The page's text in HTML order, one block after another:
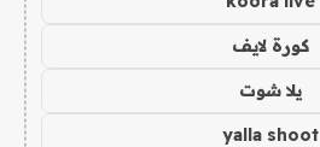
كورة لايف
يلا شوت
yalla shoot